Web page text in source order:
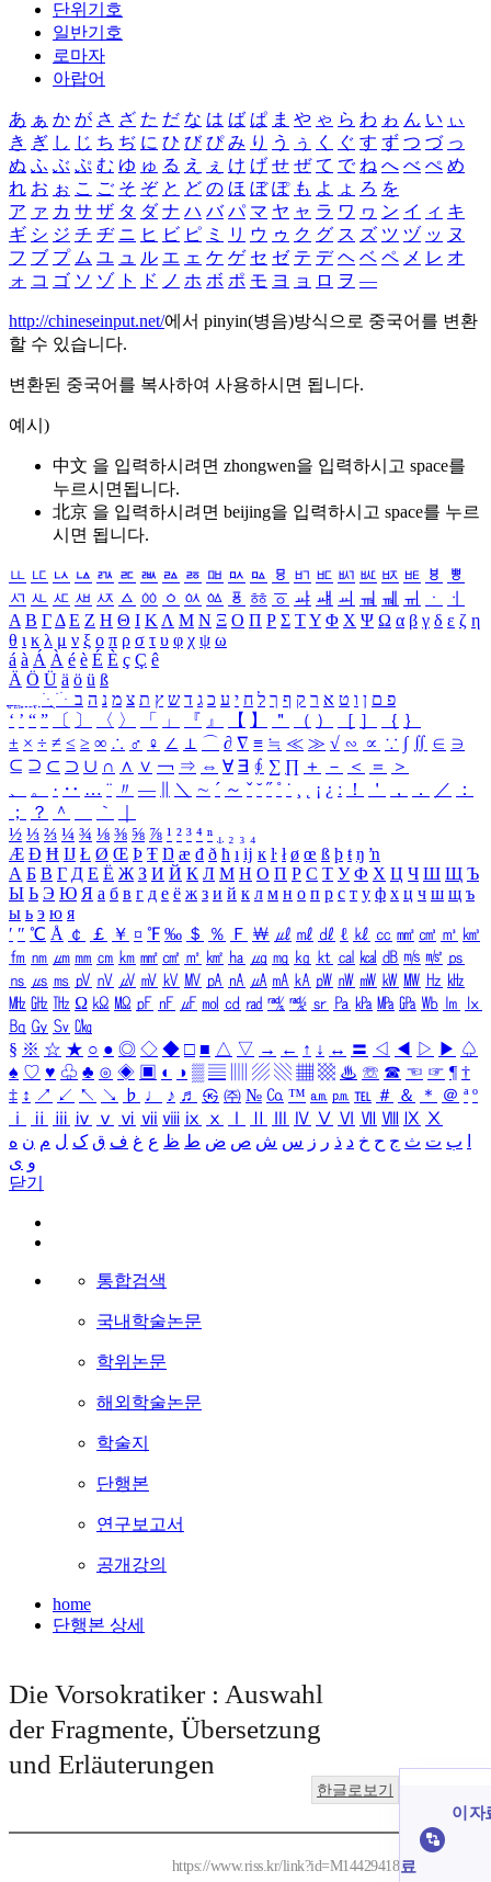
단위기호
일반기호
로마자
아랍어
あ ぁ か が さ ざ た だ な は ば ぱ ま や ゃ ら わ ゎ ん い ぃ
き ぎ し じ ち ぢ に ひ び ぴ み り う ぅ く ぐ す ず つ づ っ
ぬ ふ ぶ ぷ む ゆ ゅ る え ぇ け げ せ ぜ て で ね へ べ ぺ め
れ お ぉ こ ご そ ぞ と ど の ほ ぼ ぽ も よ ょ ろ を
ア ァ カ サ ザ タ ダ ナ ハ バ パ マ ヤ ャ ラ ワ ヮ ン イ ィ キ
ギ シ ジ チ ヂ ニ ヒ ビ ピ ミ リ ウ ゥ ク グ ス ズ ツ ヅ ッ ヌ
フ ブ プ ム ユ ュ ル エ ェ ケ ゲ セ ゼ テ デ ヘ ベ ペ メ レ オ
ォ コ ゴ ソ ゾ ト ド ノ ホ ボ ポ モ ヨ ョ ロ ヲ ―
http://chineseinput.net/에서 pinyin(병음)방식으로 중국어를 변환
할 수 있습니다.
변환된 중국어를 복사하여 사용하시면 됩니다.
예시)
中文 을 입력하시려면 zhongwen을 입력하시고 space를
누르시면됩니다.
北京 을 입력하시려면 beijing을 입력하시고 space를 누르
시면 됩니다.
ㅥ ㅦ ㅧ ㅨ ㅩ ㅪ ㅫ ㅬ ㅭ ㅮ ㅯ ㅰ ㅱ ㅲ ㅳ ㅴ ㅵ ㅶ ㅷ ㅸ
ㅹ
ㅺ ㅻ ㅼ ㅽ ㅾ ㅿ ㆀ ㆁ ㆂ ㆃ ㆄ ㆅ ㆆ ㆇ ㆈ ㆉ ㆊ ㆋ ㆌ ㆍ
ㆎ
Α Β ΓΔ Ε Ζ Η Θ Ι ΚΛ Μ Ν Ξ Ο Π Ρ Σ ΤΥ Φ Χ Ψ Ω α β γ δ ε ζ η
θ ι κ λ μ ν ξ ο π ρ σ τ υ φ χ ψ ω
á à Á À é è É È ç Ç ê
Ä Ö Ü ä ö ü ß
ִֶֹ ֻּ ׁׂ פ ם ן ו ט א ר ק ף ך ל ח י ע כ ג ד ש ץ ת צ מ נ ה ב
‘ ’ “ ” 〔 〕 〈 〉 「 」 『 』 【 】 ＂ （ ） ［ ］ ｛ ｝
± × ÷ ≠ ≤ ≥ ∞ ∴ ♂ ♀ ∠ ⊥ ⌒ ∂ ∇ ≡ ≒ ≪ ≫ √ ∽ ∝ ∵ ∫ ∬ ∈ ∋
⊆ ⊇ ⊂ ⊃ ∪ ∩ ∧ ∨ ￢ ⇒ ⇔ ∀ ∃ ∮ ∑ ∏ ＋ － ＜ ＝
＞
、
。 · ‥ … ¨ 〃 ― ＼ ∼ ´ ～ ˇ ˘ ˝ ˚ ˙ ¸ ¡ ¿ ː ！ ＇ ， ． ／
：
；
？ ＾ ｀
½ ⅓ ⅔ ¼ ¾ ⅛ ⅜ ⅝ ⅞ ¹ ² ³ ⁴ ⁿ ₁ ₂ ₃ ₄
Æ Ð Ħ Ĳ Ł Ø Œ Þ Ŧ Ŋ æ đ ð ħ ı ĳ ĸ ŀ ł ø œ ß þ ŧ ŋ ŉ
А Б В Г Д Е Ё Ж З И Й К Л М Н О П Р С Т У Ф Х Ц Ч Ш Щ Ъ
Ы Ь Э Ю Я а б в г д е ё ж з и й к л м н о п р с т у ф х ц ч ш щ ъ
ы ь э ю я
′ ″ ℃ Å ￠ ￡ ￥ ¤ ℉ ‰ ＄ ％ Ｆ ￦ ㎕ ㎖ ㎗ ℓ ㎘ ㏄ ㎣ ㎤ ㎥ ㎦
㎙ ㎚ ㎛ ㎜ ㎝ ㎞ ㎟ ㎠ ㎡ ㎢ ㏊ ㎍ ㎎ ㎏ ㏏ ㎈ ㎉ ㏈ ㎧ ㎨ ㎰
㎱ ㎲ ㎳ ㎴ ㎵ ㎶ ㎷ ㎸ ㎹ ㎀ ㎁ ㎂ ㎃ ㎄ ㎺ ㎻ ㎽ ㎾ ㎿ ㎐ ㎑
㎒ ㎓ ㎔ Ω ㏀ ㏁ ㎊ ㎋ ㎌ ㏖ ㏅ ㎭ ㎮ ㎯ ㏛ ㎩ ㎪ ㎫ ㎬ ㏝ ㏐
㏓
㏃ ㏉ ㏜ ㏆
§ ※ ☆ ★ ○ ● ◎ ◇ ◆ □ ■ △ ▽ → ← ↑ ↓ ↔ 〓 ◁ ◀ ▷ ▶ ♤
♠ ♡ ♥ ♧ ♣ ⊙ ◈ ▣ ◐ ◑ ▒ ▤ ▨ ▧ ▦ ▩ ♨ ☏ ☎ ☜ ☞ ¶ †
‡ ↕ ↗ ↙ ↖ ↘ ♭ ♩ ♪ ♬ ㉿ ㈜ № ㏇ ™ ㏂ ㏘ ℡ ＃ ＆ ＊ ＠ ª º
ⅰ
ⅱ ⅲ ⅳ ⅴ ⅵ ⅶ ⅷ ⅸ ⅹ Ⅳ Ⅴ Ⅵ Ⅶ Ⅷ Ⅸ Ⅹ
ب ت ث ج ح خ د ذ ر ز س ش ص ض ط ظ ع غ ف ق ک ل م ن ه
و ی
닫기
통합검색
국내학술논문
학위논문
해외학술논문
학술지
단행본
연구보고서
공개강의
home
단행본 상세
Die Vorsokratiker : Auswahl
der Fragmente, Übersetzung
und Erläuterungen
한글로보기
https://www.riss.kr/link?id=M14429418
이 자
료